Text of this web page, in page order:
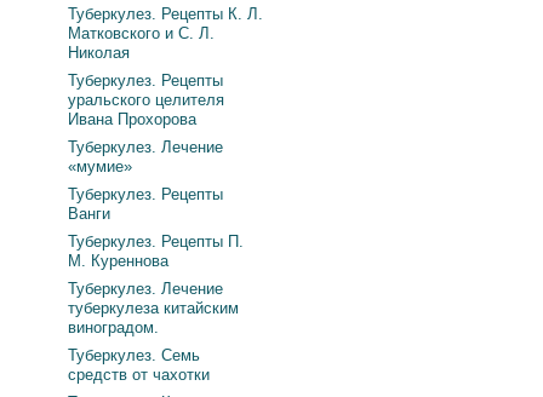
Туберкулез. Рецепты К. Л.
Матковского и С. Л.
Николая
Туберкулез. Рецепты
уральского целителя
Ивана Прохорова
Туберкулез. Лечение
«мумие»
Туберкулез. Рецепты
Ванги
Туберкулез. Рецепты П.
М. Куреннова
Туберкулез. Лечение
туберкулеза китайским
виноградом.
Туберкулез. Семь
средств от чахотки